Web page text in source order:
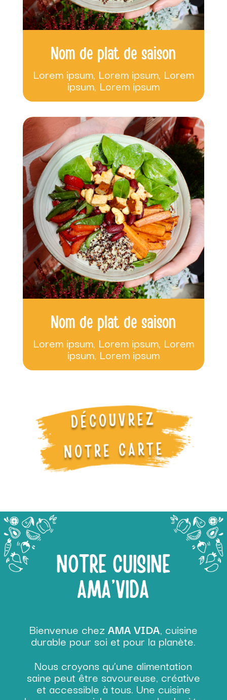
Nom de plat de saison
Lorem ipsum, Lorem ipsum, Lorem
ipsum, Lorem ipsum
Nom de plat de saison
Lorem ipsum, Lorem ipsum, Lorem
ipsum, Lorem ipsum
DÉCOUVREZ
NOTRE CARTE
NOTRE CUISINE
AMA’VIDA
Bienvenue chez AMA VIDA, cuisine
durable pour soi et pour la planète.
Nous croyons qu’une alimentation
saine peut être savoureuse, créative
et accessible à tous. Une cuisine